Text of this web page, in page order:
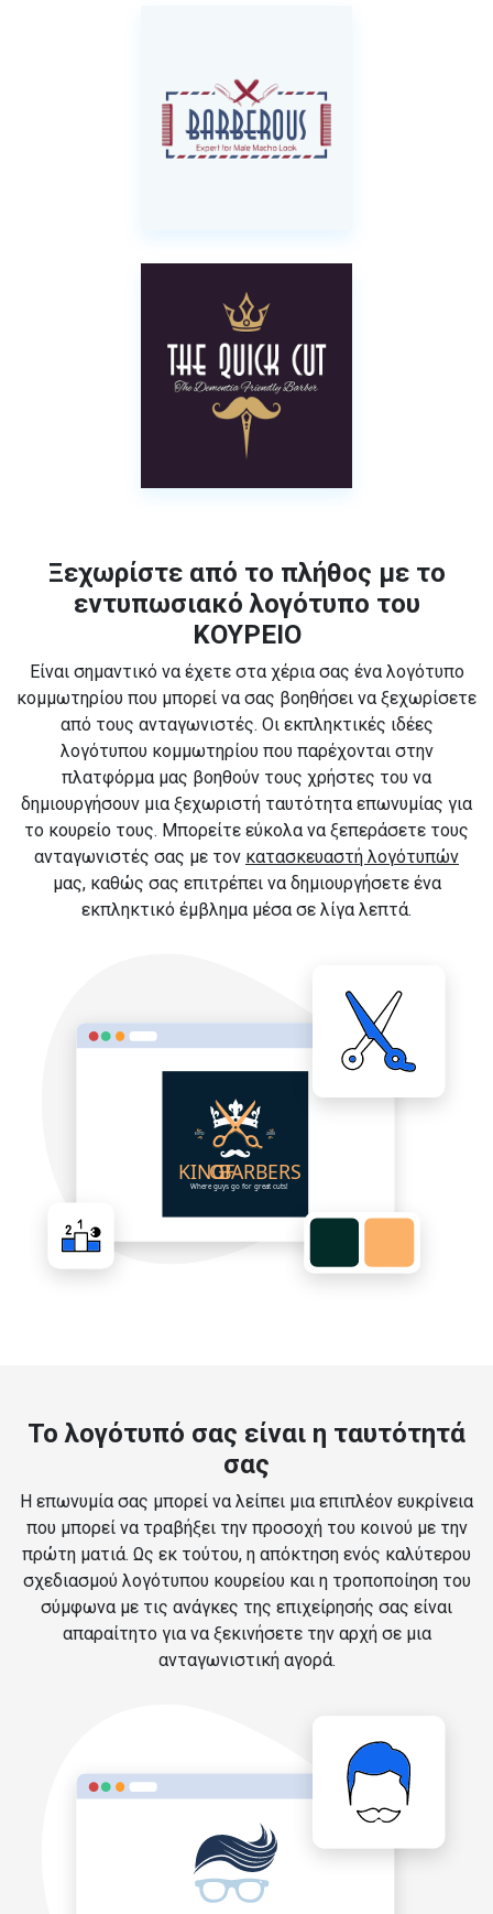
Ξεχωρίστε από το πλήθος με το
εντυπωσιακό λογότυπο του
ΚΟΥΡΕΙΟ
Είναι σημαντικό να έχετε στα χέρια σας ένα λογότυπο
κομμωτηρίου που μπορεί να σας βοηθήσει να ξεχωρίσετε
από τους ανταγωνιστές. Οι εκπληκτικές ιδέες
λογότυπου κομμωτηρίου που παρέχονται στην
πλατφόρμα μας βοηθούν τους χρήστες του να
δημιουργήσουν μια ξεχωριστή ταυτότητα επωνυμίας για
το κουρείο τους. Μπορείτε εύκολα να ξεπεράσετε τους
ανταγωνιστές σας με τον κατασκευαστή λογότυπών
μας, καθώς σας επιτρέπει να δημιουργήσετε ένα
εκπληκτικό έμβλημα μέσα σε λίγα λεπτά.
Το λογότυπό σας είναι η ταυτότητά
σας
Η επωνυμία σας μπορεί να λείπει μια επιπλέον ευκρίνεια
που μπορεί να τραβήξει την προσοχή του κοινού με την
πρώτη ματιά. Ως εκ τούτου, η απόκτηση ενός καλύτερου
σχεδιασμού λογότυπου κουρείου και η τροποποίηση του
σύμφωνα με τις ανάγκες της επιχείρησής σας είναι
απαραίτητο για να ξεκινήσετε την αρχή σε μια
ανταγωνιστική αγορά.